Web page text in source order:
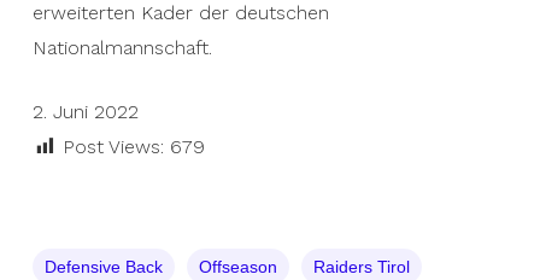
erweiterten Kader der deutschen
Nationalmannschaft.
2. Juni 2022
Post Views: 679
Defensive Back Offseason Raiders Tirol